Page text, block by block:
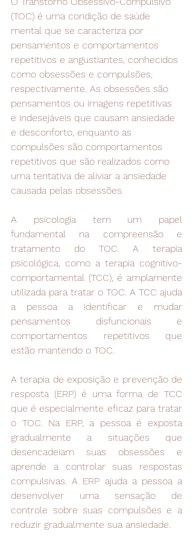
(TOC) é uma condição de saúde
mental que se caracteriza por
pensamentos e comportamentos
repetitivos e angustiantes, conhecidos
como obsessões e compulsões,
respectivamente. As obsessões são
pensamentos ou imagens repetitivas
e indesejáveis que causam ansiedade
e desconforto, enquanto as
compulsões são comportamentos
repetitivos que são realizados como
uma tentativa de aliviar a ansiedade
causada pelas obsessões.
A psicologia tem um papel
fundamental na compreensão e
tratamento do TOC. A terapia
psicológica, como a terapia cognitivo-
comportamental (TCC), é amplamente
utilizada para tratar o TOC. A TCC ajuda
a pessoa a identificar e mudar
pensamentos disfuncionais e
comportamentos repetitivos que
estão mantendo o TOC.
A terapia de exposição e prevenção de
resposta (ERP) é uma forma de TCC
que é especialmente eficaz para tratar
o TOC. Na ERP, a pessoa é exposta
gradualmente a situações que
desencadeiam suas obsessões e
aprende a controlar suas respostas
compulsivas. A ERP ajuda a pessoa a
desenvolver uma sensação de
controle sobre suas compulsões e a
reduzir gradualmente sua ansiedade.